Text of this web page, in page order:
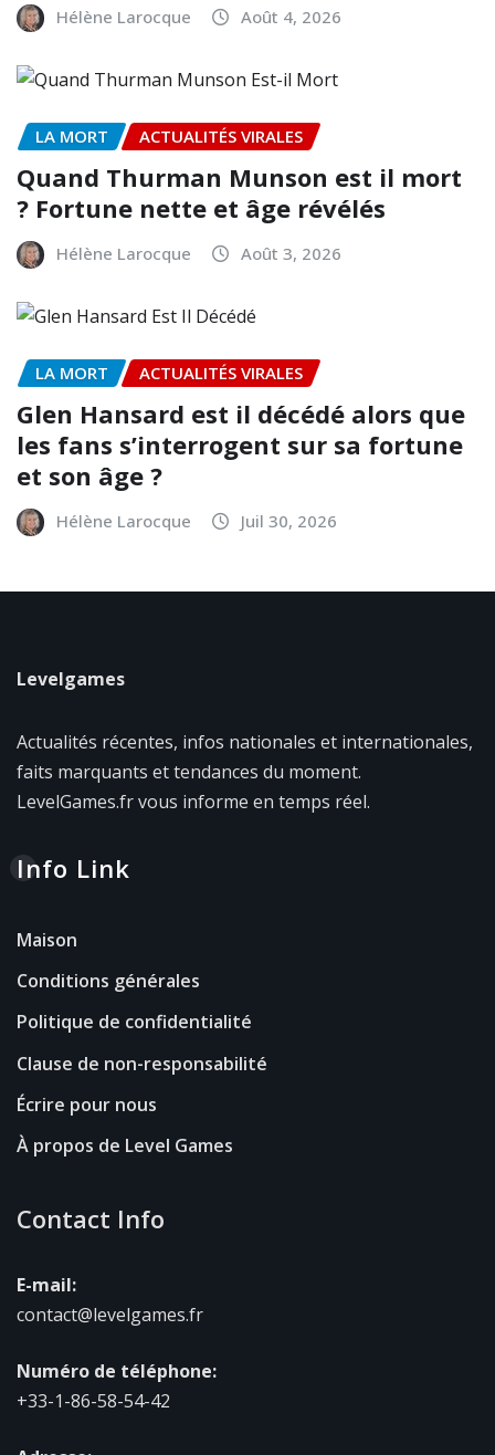
Hélène Larocque Août 4, 2026
LA MORT ACTUALITÉS VIRALES
Quand Thurman Munson est il mort
? Fortune nette et âge révélés
Hélène Larocque Août 3, 2026
LA MORT ACTUALITÉS VIRALES
Glen Hansard est il décédé alors que
les fans s’interrogent sur sa fortune
et son âge ?
Hélène Larocque Juil 30, 2026
Levelgames
Actualités récentes, infos nationales et internationales,
faits marquants et tendances du moment.
LevelGames.fr vous informe en temps réel.
Info Link
Maison
Conditions générales
Politique de confidentialité
Clause de non-responsabilité
Écrire pour nous
À propos de Level Games
Contact Info
E-mail:
contact@levelgames.fr
Numéro de téléphone:
+33-1-86-58-54-42